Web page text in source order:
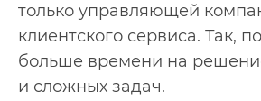
только управляющей
клиентского сервиса. Так,
больше времени на
и сложных задач.